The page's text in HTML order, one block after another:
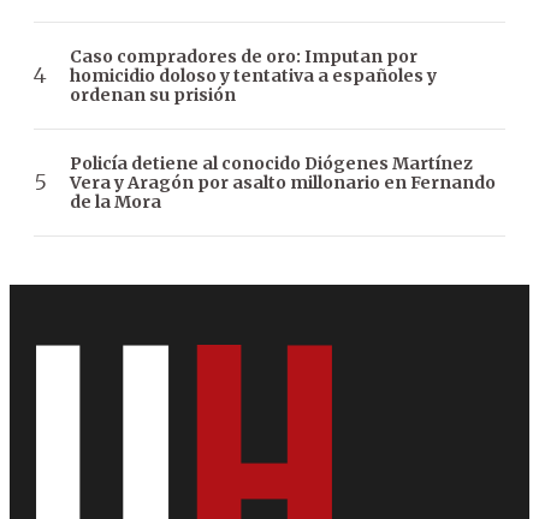
Caso compradores de oro: Imputan por
homicidio doloso y tentativa a españoles y
ordenan su prisión
Policía detiene al conocido Diógenes Martínez
Vera y Aragón por asalto millonario en Fernando
de la Mora